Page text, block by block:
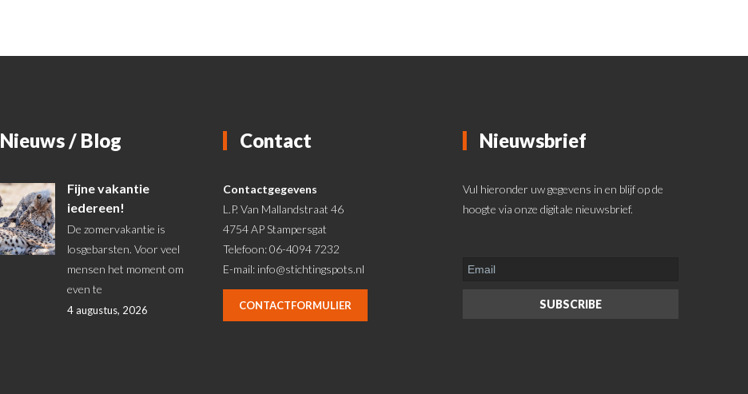
Nieuws / Blog
Fijne vakantie
iedereen!
De zomervakantie is
losgebarsten. Voor veel
mensen het moment om
even te
4 augustus, 2026
Contact
Contactgegevens
L.P. Van Mallandstraat 46
4754 AP Stampersgat
Telefoon: 06-4094 7232
E-mail: info@stichtingspots.nl
CONTACTFORMULIER
Nieuwsbrief
Vul hieronder uw gegevens in en blijf op de
hoogte via onze digitale nieuwsbrief.